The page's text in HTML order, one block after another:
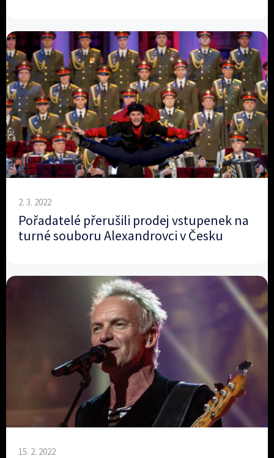
2. 3. 2022
Pořadatelé přerušili prodej vstupenek na
turné souboru Alexandrovci v Česku
15. 2. 2022